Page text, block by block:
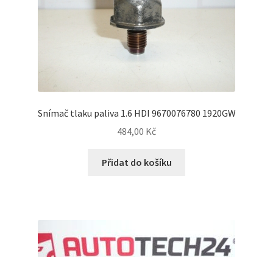
Snímač tlaku paliva 1.6 HDI 9670076780 1920GW
484,00 Kč
Přidat do košíku